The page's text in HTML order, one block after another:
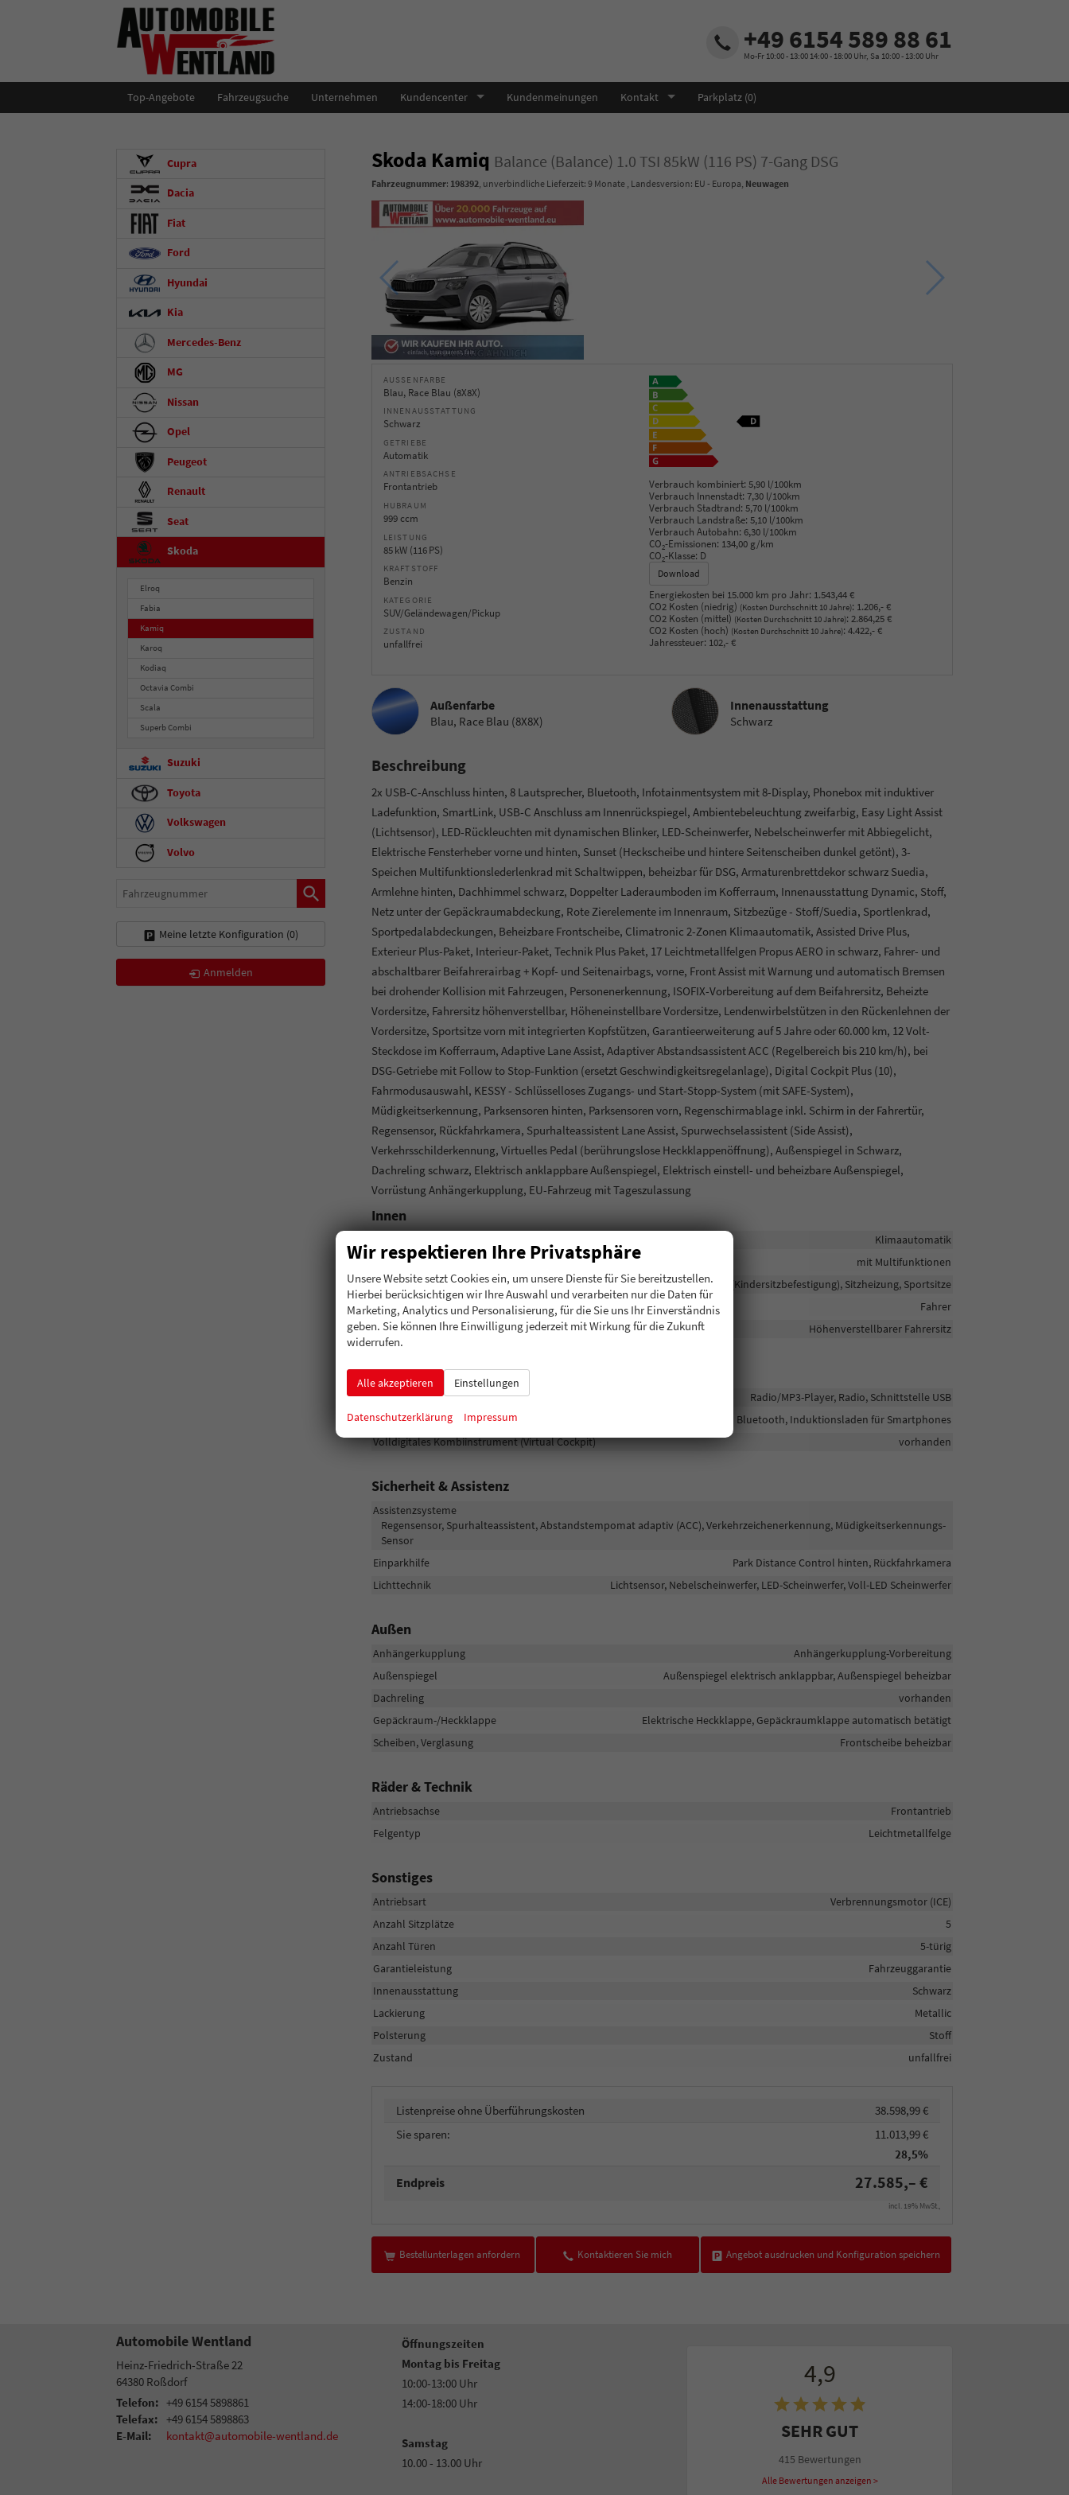
+49 6154 589 88 61
Mo-Fr 10:00 - 13:00 14:00 - 18:00 Uhr, Sa 10:00 - 13:00 Uhr
Top-Angebote Fahrzeugsuche Unternehmen Kundencenter Kundenmeinungen Kontakt Parkplatz (0)
Skoda Kamiq Balance (Balance) 1.0 TSI 85kW (116 PS) 7-Gang DSG
Fahrzeugnummer: 198392, unverbindliche Lieferzeit: 9 Monate, Landesversion: EU - Europa, Neuwagen
AUSSENFARBE
Blau, Race Blau (8X8X)
INNENAUSSTATTUNG
Schwarz
GETRIEBE
Automatik
ANTRIEBSACHSE
Frontantrieb
HUBRAUM
999 ccm
LEISTUNG
85 kW (116 PS)
KRAFTSTOFF
Benzin
KATEGORIE
SUV/Geländewagen/Pickup
ZUSTAND
unfallfrei
Verbrauch kombiniert: 5,90 l/100km
Verbrauch Innenstadt: 7,30 l/100km
Verbrauch Stadtrand: 5,70 l/100km
Verbrauch Landstraße: 5,10 l/100km
Verbrauch Autobahn: 6,30 l/100km
CO2-Emissionen: 134,00 g/km
CO2-Klasse: D
Download
Energiekosten bei 15.000 km pro Jahr: 1.543,44 €
CO2 Kosten (niedrig) (Kosten Durchschnitt 10 Jahre): 1.206,- €
CO2 Kosten (mittel) (Kosten Durchschnitt 10 Jahre): 2.864,25 €
CO2 Kosten (hoch) (Kosten Durchschnitt 10 Jahre): 4.422,- €
Jahressteuer: 102,- €
Außenfarbe
Blau, Race Blau (8X8X)
Innenausstattung
Innenausstattung
Schwarz
Beschreibung
2x USB-C-Anschluss hinten, 8 Lautsprecher, Bluetooth, Infotainmentsystem mit 8-Display, Phonebox mit induktiver
Ladefunktion, SmartLink, USB-C Anschluss am Innenrückspiegel, Ambientebeleuchtung zweifarbig, Easy Light Assist
(Lichtsensor), LED-Rückleuchten mit dynamischen Blinker, LED-Scheinwerfer, Nebelscheinwerfer mit Abbiegelicht,
Elektrische Fensterheber vorne und hinten, Sunset (Heckscheibe und hintere Seitenscheiben dunkel getönt), 3-
Speichen Multifunktionslederlenkrad mit Schaltwippen, beheizbar für DSG, Armaturenbrettdekor schwarz Suedia,
Armlehne hinten, Dachhimmel schwarz, Doppelter Laderaumboden im Kofferraum, Innenausstattung Dynamic, Stoff,
Netz unter der Gepäckraumabdeckung, Rote Zierelemente im Innenraum, Sitzbezüge - Stoff/Suedia, Sportlenkrad,
Sportpedalabdeckungen, Beheizbare Frontscheibe, Climatronic 2-Zonen Klimaautomatik, Assisted Drive Plus,
Exterieur Plus-Paket, Interieur-Paket, Technik Plus Paket, 17 Leichtmetallfelgen Propus AERO in schwarz, Fahrer- und
abschaltbarer Beifahrerairbag + Kopf- und Seitenairbags, vorne, Front Assist mit Warnung und automatisch Bremsen
bei drohender Kollision mit Fahrzeugen, Personenerkennung, ISOFIX-Vorbereitung auf dem Beifahrersitz, Beheizte
Vordersitze, Fahrersitz höhenverstellbar, Höheneinstellbare Vordersitze, Lendenwirbelstützen in den Rückenlehnen der
Vordersitze, Sportsitze vorn mit integrierten Kopfstützen, Garantieerweiterung auf 5 Jahre oder 60.000 km, 12 Volt-
Steckdose im Kofferraum, Adaptive Lane Assist, Adaptiver Abstandsassistent ACC (Regelbereich bis 210 km/h), bei
DSG-Getriebe mit Follow to Stop-Funktion (ersetzt Geschwindigkeitsregelanlage), Digital Cockpit Plus (10),
Fahrmodusauswahl, KESSY - Schlüsselloses Zugangs- und Start-Stopp-System (mit SAFE-System),
Müdigkeitserkennung, Parksensoren hinten, Parksensoren vorn, Regenschirmablage inkl. Schirm in der Fahrertür,
Regensensor, Rückfahrkamera, Spurhalteassistent Lane Assist, Spurwechselassistent (Side Assist),
Verkehrsschilderkennung, Virtuelles Pedal (berührungslose Heckklappenöffnung), Außenspiegel in Schwarz,
Dachreling schwarz, Elektrisch anklappbare Außenspiegel, Elektrisch einstell- und beheizbare Außenspiegel,
Vorrüstung Anhängerkupplung, EU-Fahrzeug mit Tageszulassung
Innen
Klimaautomatik
Lenkrad
mit Multifunktionen
Sitze
Isofix (Kindersitzbefestigung), Sitzheizung, Sportsitze
Sitze: Lordosenstütze
Fahrer
Sitze: Verstellbarkeit
Höhenverstellbarer Fahrersitz
Infotainment & Kommunikation
Audioanlage
Radio/MP3-Player, Radio, Schnittstelle USB
Telefon
Bluetooth, Induktionsladen für Smartphones
Volldigitales Kombiinstrument (Virtual Cockpit)
vorhanden
Sicherheit & Assistenz
Assistenzsysteme
Regensensor, Spurhalteassistent, Abstandstempomat adaptiv (ACC), Verkehrzeichenerkennung, Müdigkeitserkennungs-
Sensor
Einparkhilfe
Park Distance Control hinten, Rückfahrkamera
Lichttechnik
Lichtsensor, Nebelscheinwerfer, LED-Scheinwerfer, Voll-LED Scheinwerfer
Außen
Anhängerkupplung
Anhängerkupplung-Vorbereitung
Außenspiegel
Außenspiegel elektrisch anklappbar, Außenspiegel beheizbar
Dachreling
vorhanden
Gepäckraum-/Heckklappe
Elektrische Heckklappe, Gepäckraumklappe automatisch betätigt
Scheiben, Verglasung
Frontscheibe beheizbar
Räder & Technik
Antriebsachse
Frontantrieb
Felgentyp
Leichtmetallfelge
Sonstiges
Antriebsart
Verbrennungsmotor (ICE)
Anzahl Sitzplätze
5
Anzahl Türen
5-türig
Garantieleistung
Fahrzeuggarantie
Innenausstattung
Schwarz
Lackierung
Metallic
Polsterung
Stoff
Zustand
unfallfrei
Listenpreise ohne Überführungskosten
38.598,99 €
Sie sparen:
11.013,99 €
28,5%
Endpreis 27.585,– €
incl. 19% MwSt.,
Bestellunterlagen anfordern Kontaktieren Sie mich Angebot ausdrucken und Konfiguration speichern
Cupra
Dacia
Fiat
Ford
Hyundai
Kia
Mercedes-Benz
MG
Nissan
Opel
Peugeot
Renault
Seat
Skoda
Elroq
Fabia
Kamiq
Karoq
Kodiaq
Octavia Combi
Scala
Superb Combi
Suzuki
Toyota
Volkswagen
Volvo
Fahrzeugnummer
Meine letzte Konfiguration (0)
Anmelden
Automobile Wentland
Heinz-Friedrich-Straße 22
64380 Roßdorf
Telefon: +49 6154 5898861
Telefax: +49 6154 5898863
E-Mail:
kontakt@automobile-wentland.de
Öffnungszeiten
Montag bis Freitag
10:00-13:00 Uhr
14:00-18:00 Uhr
Samstag
10.00 - 13.00 Uhr
4,9
SEHR GUT
415 Bewertungen
Alle Bewertungen anzeigen >
Wir respektieren Ihre Privatsphäre
Unsere Website setzt Cookies ein, um unsere Dienste für Sie bereitzustellen.
Hierbei berücksichtigen wir Ihre Auswahl und verarbeiten nur die Daten für
Marketing, Analytics und Personalisierung, für die Sie uns Ihr Einverständnis
geben. Sie können Ihre Einwilligung jederzeit mit Wirkung für die Zukunft
widerrufen.
Alle akzeptieren Einstellungen
Datenschutzerklärung Impressum